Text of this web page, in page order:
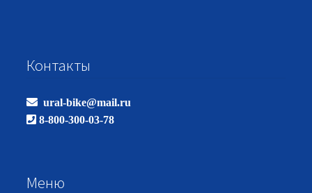
Контакты
ural-bike@mail.ru
8-800-300-03-78
Меню